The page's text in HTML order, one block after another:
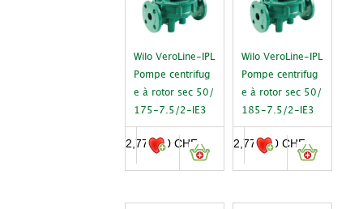
Wilo VeroLine-IPL
Pompe centrifug
e à rotor sec 50/
175-7.5/2-IE3
2,770.00CHF
Wilo VeroLine-IPL
Pompe centrifug
e à rotor sec 50/
185-7.5/2-IE3
2,770.00CHF